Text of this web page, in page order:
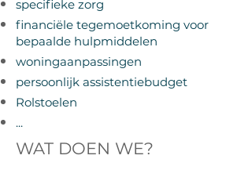
specifieke zorg
financiële tegemoetkoming voor
bepaalde hulpmiddelen
woningaanpassingen
persoonlijk assistentiebudget
Rolstoelen
...
WAT DOEN WE?